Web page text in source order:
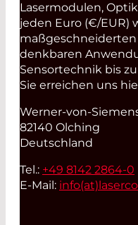
Lasermodulen,
jeden Euro (€/EUR)
denkbaren
Sensortechnik bis
Sie erreichen uns
Werner-von-
82140 Olching
Deutschland
Tel.: +49 8142 2864-0
E-Mail: info(at)